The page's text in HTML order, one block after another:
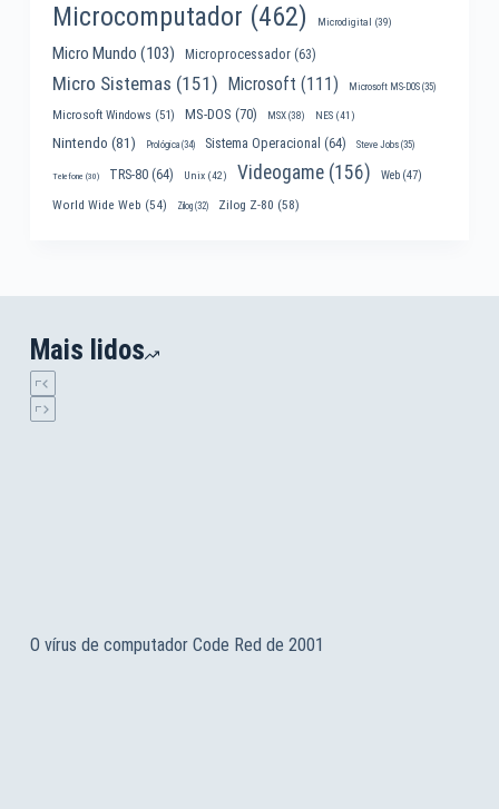
Microcomputador (462) Microdigital (39)
Micro Mundo (103) Microprocessador(63)
Micro Sistemas (151) Microsoft (111) Microsoft MS-DOS(35)
Microsoft Windows (51) MS-DOS (70) MSX(38) NES(41)
Nintendo (81) Prológica(34) Sistema Operacional (64) Steve Jobs(35)
Telefone (30) TRS-80(64) Unix(42) Videogame(156) Web(47)
World Wide Web (54) Zilog(32) Zilog Z-80 (58)
Mais lidos
O vírus de computador Code Red de 2001